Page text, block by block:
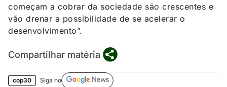
começam a cobrar da sociedade são crescentes e
vão drenar a possibilidade de se acelerar o
desenvolvimento”.
Compartilhar matéria
cop30 Siga no